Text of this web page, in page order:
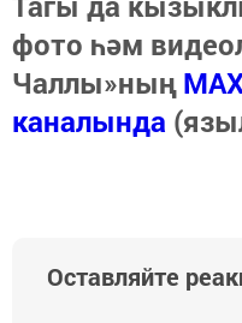
фото һәм
Чаллы»ның
каналында
Оставляйте